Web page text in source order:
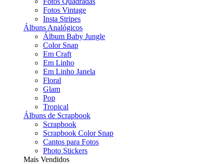
Fotos Vintage
Insta Stripes
Álbuns Analógicos
Álbum Baby Jungle
Color Snap
Em Craft
Em Linho
Em Linho Janela
Floral
Glam
Pop
Tropical
Álbuns de Scrapbook
Scrapbook
Scrapbook Color Snap
Cantos para Fotos
Photo Stickers
Mais Vendidos